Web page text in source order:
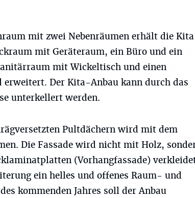
mit zwei Nebenräumen erhält die Kita
mit Geräteraum, ein Büro und ein
mit Wickeltisch und einen
erweitert. Der Kita-Anbau kann durch das
unterkellert werden.
Pultdächern wird mit dem
Die Fassade wird nicht mit Holz,
(Vorhangfassade)
ein helles und offenes Raum- und
kommenden Jahres soll der Anbau